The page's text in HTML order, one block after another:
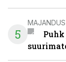
5